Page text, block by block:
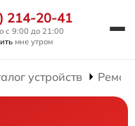
214-20-41
с 9:00 до 21:00
мне утром
устройств